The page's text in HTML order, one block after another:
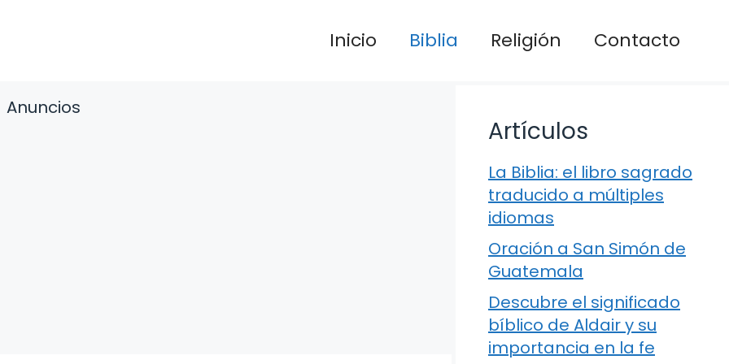
Inicio Biblia Religión Contacto
Anuncios
Artículos
La Biblia: el libro sagrado
traducido a múltiples
idiomas
Oración a San Simón de
Guatemala
Descubre el significado
bíblico de Aldair y su
importancia en la fe